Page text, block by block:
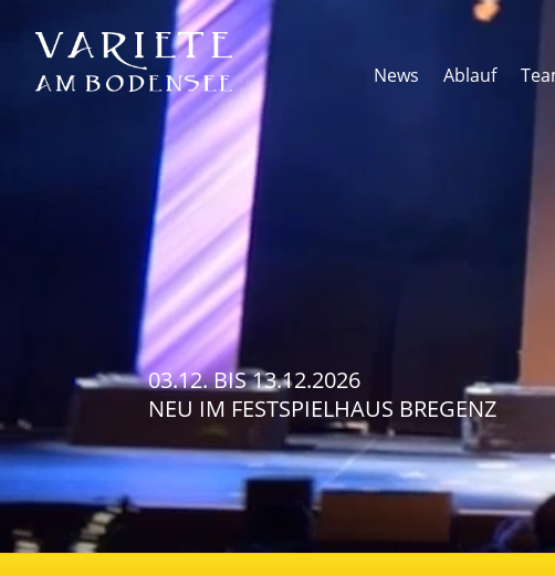
Player
News
Ablauf
03.12.BIS13.12.2026
NEU IM FESTSPIELHAUS BREGENZ